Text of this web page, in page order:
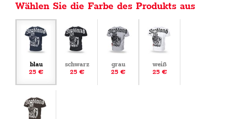
Wählen Sie die Farbe des Produkts aus
blau
25 €
schwarz
25 €
grau
25 €
weiß
25 €